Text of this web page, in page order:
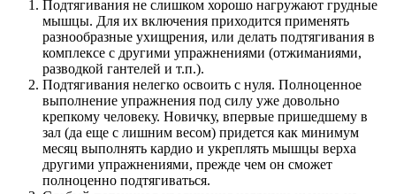
Подтягивания не слишком хорошо нагружают грудные
мышцы. Для их включения приходится применять
разнообразные ухищрения, или делать подтягивания в
комплексе с другими упражнениями (отжиманиями,
разводкой гантелей и т.п.).
Подтягивания нелегко освоить с нуля. Полноценное
выполнение упражнения под силу уже довольно
крепкому человеку. Новичку, впервые пришедшему в
зал (да еще с лишним весом) придется как минимум
месяц выполнять кардио и укреплять мышцы верха
другими упражнениями, прежде чем он сможет
полноценно подтягиваться.